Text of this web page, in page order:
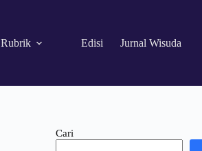
Rubrik Edisi Jurnal Wisuda
Cari